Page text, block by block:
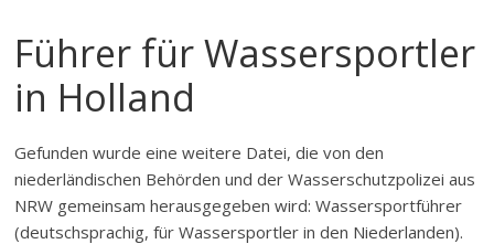
Führer für Wassersportler
in Holland
Gefunden wurde eine weitere Datei, die von den
niederländischen Behörden und der Wasserschutzpolizei aus
NRW gemeinsam herausgegeben wird: Wassersportführer
(deutschsprachig, für Wassersportler in den Niederlanden).